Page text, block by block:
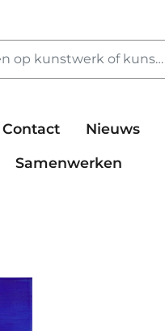
Contact Nieuws
Samenwerken